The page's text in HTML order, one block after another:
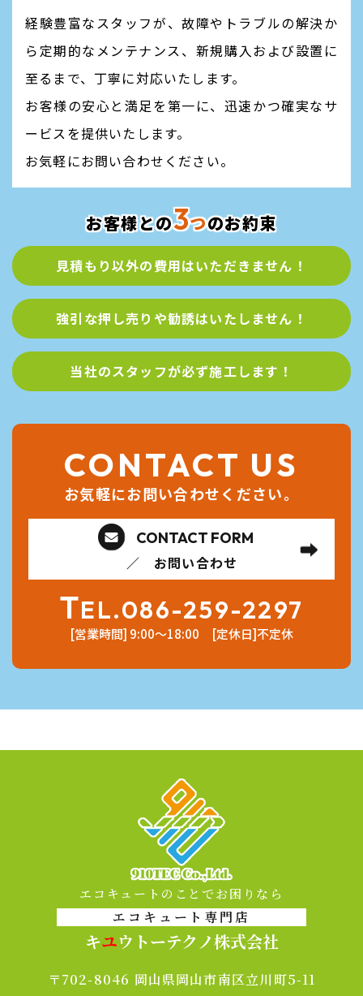
経験豊富なスタッフが、故障やトラブルの解決か
ら定期的なメンテナンス、 ​​​​​​​新規購入および設置に
至るまで、丁寧に対応いたします。
お客様の安心と満足を第一に、迅速かつ確実なサ
ービスを提供いたします。
お気軽にお問い合わせください。
お客様との3つのお約束
見積もり以外の費用は​​​​​​​いただきません！
強引な押し売りや​​​​​​​勧誘はいたしません！
当社のスタッフが​​​​​​​必ず施工します！
CONTACT US
お気軽にお問い合わせください。
CONTACT FORM
／ お問い合わせ
TEL.086-259-2297
[営業時間] 9:00～18:00 [定休日]不定休
エコキュートのことでお困りなら
エコキュート専門店
キユウトーテクノ株式会社
〒702-8046 岡山県岡山市南区立川町5-11